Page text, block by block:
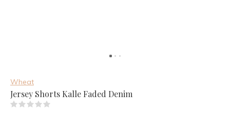
Wheat
Jersey Shorts Kalle Faded Denim